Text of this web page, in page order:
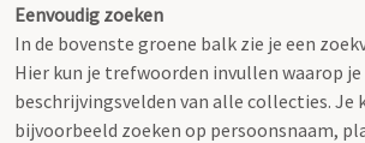
Eenvoudig zoeken
In de bovenste groene balk zie je een
Hier kun je trefwoorden invullen waarop
beschrijvingsvelden van alle collecties. Je
bijvoorbeeld zoeken op persoonsnaam,